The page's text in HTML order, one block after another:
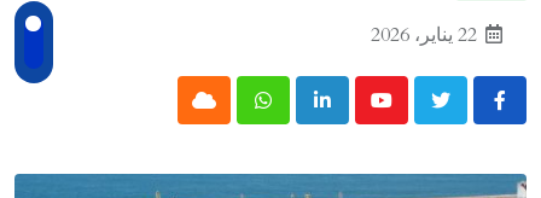
22 يناير، 2026
Youtube
LinkedIn
Whatsapp
Cloud